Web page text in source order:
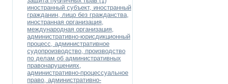
иностранный субъект, иностранный
гражданин, лицо без гражданства,
иностранная организация,
международная организация,
административно-юрисдикционный
процесс, административное
судопроизводство, производство
по делам об административных
правонарушениях,
административно-процессуальное
право, административно-